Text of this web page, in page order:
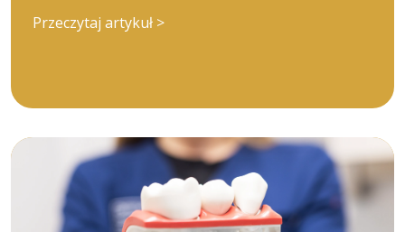
Przeczytaj artykuł >